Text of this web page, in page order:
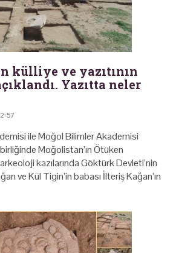
külliye ve yazıtının
Yazıtta neler
ile Moğol Bilimler Akademisi
Moğolistan’ın Ötüken
kazılarında Göktürk Devleti’nin
ve Kül Tigin’in babası İlteriş Kağan’ın